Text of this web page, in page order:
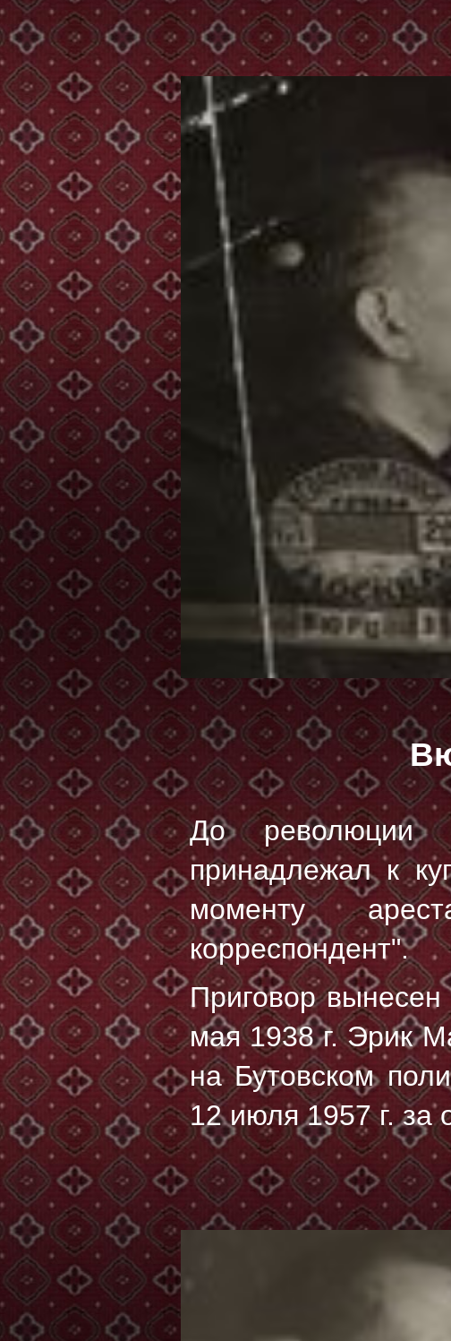
До революции
принадлежал к
моменту
корреспондент".
Приговор
мая 1938 г. Эрик
на Бутовском
12 июля 1957 г. за